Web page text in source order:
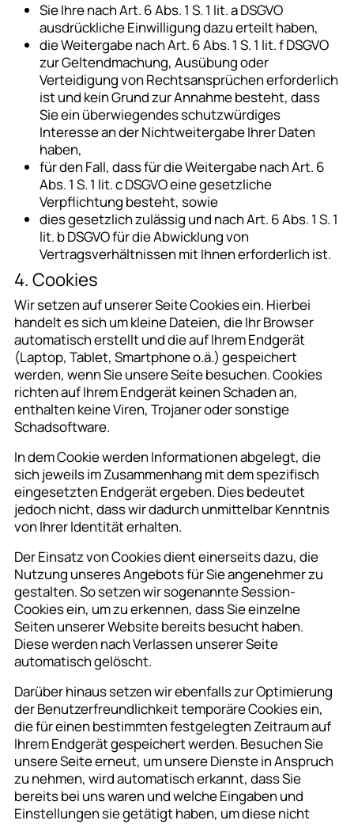
Sie Ihre nach Art. 6 Abs. 1 S. 1 lit. a DSGVO
ausdrückliche Einwilligung dazu erteilt haben,
die Weitergabe nach Art. 6 Abs. 1 S. 1 lit. f DSGVO
zur Geltendmachung, Ausübung oder
Verteidigung von Rechtsansprüchen erforderlich
ist und kein Grund zur Annahme besteht, dass
Sie ein überwiegendes schutzwürdiges
Interesse an der Nichtweitergabe Ihrer Daten
haben,
für den Fall, dass für die Weitergabe nach Art. 6
Abs. 1 S. 1 lit. c DSGVO eine gesetzliche
Verpflichtung besteht, sowie
dies gesetzlich zulässig und nach Art. 6 Abs. 1 S. 1
lit. b DSGVO für die Abwicklung von
Vertragsverhältnissen mit Ihnen erforderlich ist.
4. Cookies
Wir setzen auf unserer Seite Cookies ein. Hierbei
handelt es sich um kleine Dateien, die Ihr Browser
automatisch erstellt und die auf Ihrem Endgerät
(Laptop, Tablet, Smartphone o.ä.) gespeichert
werden, wenn Sie unsere Seite besuchen. Cookies
richten auf Ihrem Endgerät keinen Schaden an,
enthalten keine Viren, Trojaner oder sonstige
Schadsoftware.
In dem Cookie werden Informationen abgelegt, die
sich jeweils im Zusammenhang mit dem spezifisch
eingesetzten Endgerät ergeben. Dies bedeutet
jedoch nicht, dass wir dadurch unmittelbar Kenntnis
von Ihrer Identität erhalten.
Der Einsatz von Cookies dient einerseits dazu, die
Nutzung unseres Angebots für Sie angenehmer zu
gestalten. So setzen wir sogenannte Session-
Cookies ein, um zu erkennen, dass Sie einzelne
Seiten unserer Website bereits besucht haben.
Diese werden nach Verlassen unserer Seite
automatisch gelöscht.
Darüber hinaus setzen wir ebenfalls zur Optimierung
der Benutzerfreundlichkeit temporäre Cookies ein,
die für einen bestimmten festgelegten Zeitraum auf
Ihrem Endgerät gespeichert werden. Besuchen Sie
unsere Seite erneut, um unsere Dienste in Anspruch
zu nehmen, wird automatisch erkannt, dass Sie
bereits bei uns waren und welche Eingaben und
Einstellungen sie getätigt haben, um diese nicht